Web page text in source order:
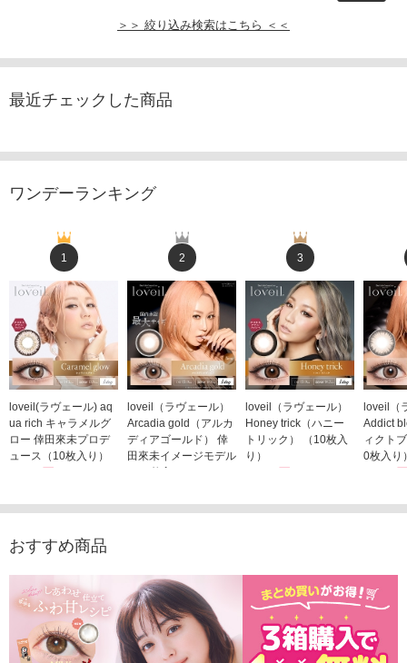
＞＞ 絞り込み検索はこちら ＜＜
最近チェックした商品
ワンデーランキング
1
loveil(ラヴェール) aq
ua rich キャラメルグ
ロー 倖田來未プロデ
ュース（10枚入り）
2
loveil（ラヴェール）
Arcadia gold（アルカ
ディアゴールド） 倖
田來未イメージモデル
（10枚入り）
3
loveil（ラヴェール）
Honey trick（ハニー
トリック） （10枚入
り）
loveil（
Addict
ィクト
0枚入り
おすすめ商品